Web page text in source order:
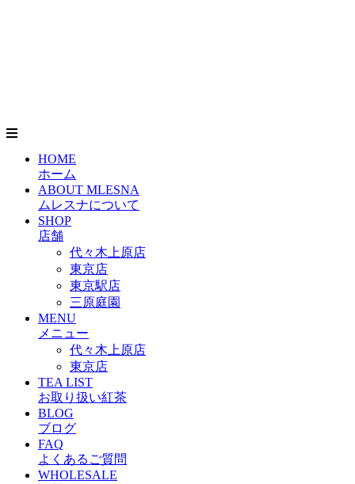
HOME
ホーム
ABOUT MLESNA
ムレスナについて
SHOP
店舗
代々木上原店
東京店
東京駅店
三原庭園
MENU
メニュー
代々木上原店
東京店
TEA LIST
お取り扱い紅茶
BLOG
ブログ
FAQ
よくあるご質問
WHOLESALE